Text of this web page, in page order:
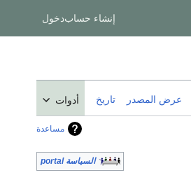
إنشاء حسابدخول
عرض المصدر تاريخ أدوات
مساعدة
السياسة portal